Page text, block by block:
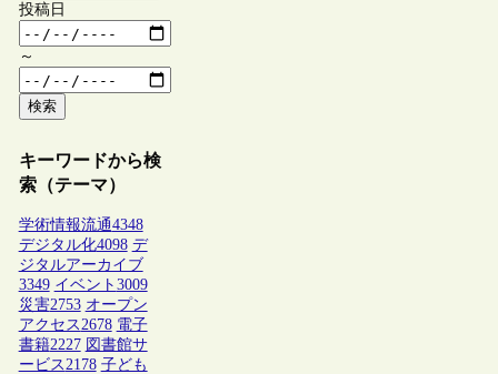
投稿日
～
検索
キーワードから検
索（テーマ）
学術情報流通4348
デジタル化4098 デ
ジタルアーカイブ
3349 イベント 3009
災害2753 オープン
アクセス 2678 電子
書籍2227 図書館サ
ービス 2178 子ども